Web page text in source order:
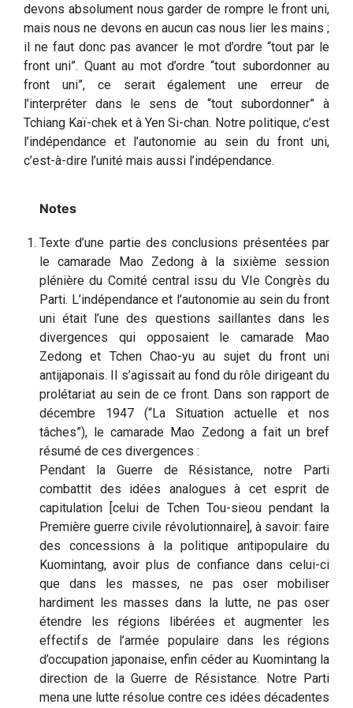
devons absolument nous garder de rompre le front uni,
mais nous ne devons en aucun cas nous lier les mains ;
il ne faut donc pas avancer le mot d’ordre “tout par le
front uni”. Quant au mot d’ordre “tout subordonner au
front uni”, ce serait également une erreur de
l’interpréter dans le sens de “tout subordonner” à
Tchiang Kaï-chek et à Yen Si-chan. Notre politique, c’est
l’indépendance et l’autonomie au sein du front uni,
c’est-à-dire l’unité mais aussi l’indépendance.
Texte d’une partie des conclusions présentées par
le camarade Mao Zedong à la sixième session
plénière du Comité central issu du VIe Congrès du
Parti. L’indépendance et l’autonomie au sein du front
uni était l’une des questions saillantes dans les
divergences qui opposaient le camarade Mao
Zedong et Tchen Chao-yu au sujet du front uni
antijaponais. Il s’agissait au fond du rôle dirigeant du
prolétariat au sein de ce front. Dans son rapport de
décembre 1947 (“La Situation actuelle et nos
tâches”), le camarade Mao Zedong a fait un bref
résumé de ces divergences :
Pendant la Guerre de Résistance, notre Parti
combattit des idées analogues à cet esprit de
capitulation [celui de Tchen Tou-sieou pendant la
Première guerre civile révolutionnaire], à savoir: faire
des concessions à la politique antipopulaire du
Kuomintang, avoir plus de confiance dans celui-ci
que dans les masses, ne pas oser mobiliser
hardiment les masses dans la lutte, ne pas oser
étendre les régions libérées et augmenter les
effectifs de l’armée populaire dans les régions
d’occupation japonaise, enfin céder au Kuomintang la
direction de la Guerre de Résistance. Notre Parti
mena une lutte résolue contre ces idées décadentes